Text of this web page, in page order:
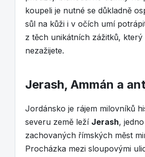
koupeli je nutné se důkladně
sůl na kůži i v očích umí
z těch unikátních zážitků, který
nezažijete.
Jerash, Ammán a
Jordánsko je rájem milovníků
severu země leží Jerash,
zachovaných římských měst
Procházka mezi sloupovými